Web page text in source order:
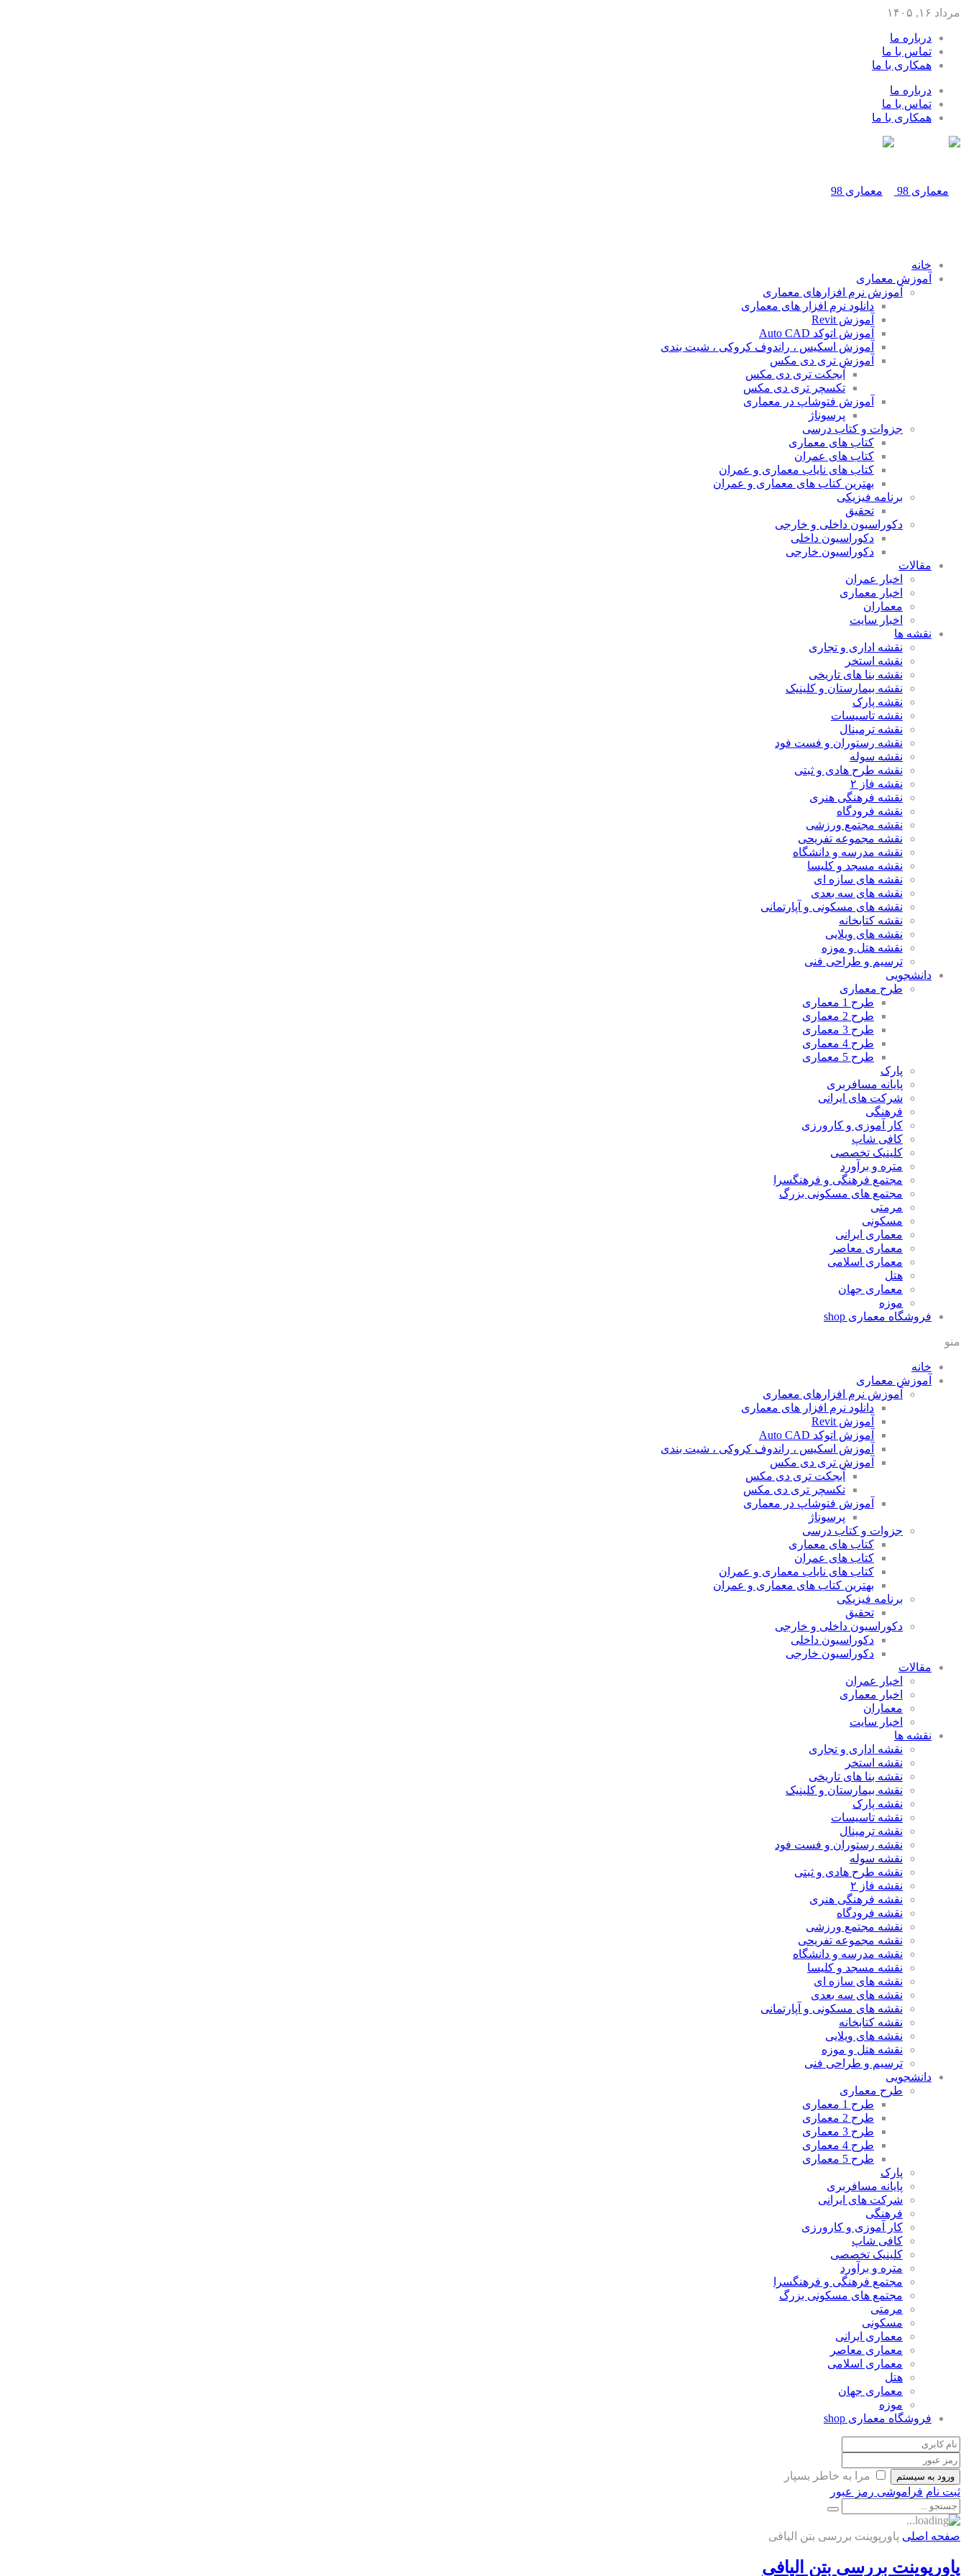
مرداد ۱۶, ۱۴۰۵
درباره ما
تماس با ما
همکاری با ما
درباره ما
تماس با ما
همکاری با ما
خانه
آموزش معماری
آموزش نرم افزارهای معماری
دانلود نرم افزار های معماری
آموزش Revit
آموزش اتوکد Auto CAD
آموزش اسکیس ، راندوف کروکی ، شیت بندی
آموزش تری دی مکس
آبجکت تری دی مکس
تکسچر تری دی مکس
آموزش فتوشاپ در معماری
پرسوناژ
جزوات و کتاب درسی
کتاب های معماری
کتاب های عمران
کتاب های نایاب معماری و عمران
بهترین کتاب های معماری و عمران
برنامه فیزیکی
تحقیق
دکوراسیون داخلی و خارجی
دکوراسیون داخلی
دکوراسیون خارجی
مقالات
اخبار عمران
اخبار معماری
معماران
اخبار سایت
نقشه ها
نقشه اداری و تجاری
نقشه استخر
نقشه بنا های تاریخی
نقشه بیمارستان و کلینیک
نقشه پارک
نقشه تاسیسات
نقشه ترمینال
نقشه رستوران و فست فود
نقشه سوله
نقشه طرح هادی و ثبتی
نقشه فاز ۲
نقشه فرهنگی هنری
نقشه فرودگاه
نقشه مجتمع ورزشی
نقشه مجموعه تفریحی
نقشه مدرسه و دانشگاه
نقشه مسجد و کلیسا
نقشه های سازه ای
نقشه های سه بعدی
نقشه های مسکونی و آپارتمانی
نقشه کتابخانه
نقشه های ویلایی
نقشه هتل و موزه
ترسیم و طراحی فنی
دانشجویی
طرح معماری
طرح 1 معماری
طرح 2 معماری
طرح 3 معماری
طرح 4 معماری
طرح 5 معماری
پارک
پایانه مسافربری
شرکت های ایرانی
فرهنگی
کار آموزی و کارورزی
کافی شاپ
کلینیک تخصصی
متره و برآورد
مجتمع فرهنگی و فرهنگسرا
مجتمع های مسکونی بزرگ
مرمتی
مسکونی
معماری ایرانی
معماری معاصر
معماری اسلامی
هتل
معماری جهان
موزه
فروشگاه معماری shop
منو
خانه
آموزش معماری
آموزش نرم افزارهای معماری
دانلود نرم افزار های معماری
آموزش Revit
آموزش اتوکد Auto CAD
آموزش اسکیس ، راندوف کروکی ، شیت بندی
آموزش تری دی مکس
آبجکت تری دی مکس
تکسچر تری دی مکس
آموزش فتوشاپ در معماری
پرسوناژ
جزوات و کتاب درسی
کتاب های معماری
کتاب های عمران
کتاب های نایاب معماری و عمران
بهترین کتاب های معماری و عمران
برنامه فیزیکی
تحقیق
دکوراسیون داخلی و خارجی
دکوراسیون داخلی
دکوراسیون خارجی
مقالات
اخبار عمران
اخبار معماری
معماران
اخبار سایت
نقشه ها
نقشه اداری و تجاری
نقشه استخر
نقشه بنا های تاریخی
نقشه بیمارستان و کلینیک
نقشه پارک
نقشه تاسیسات
نقشه ترمینال
نقشه رستوران و فست فود
نقشه سوله
نقشه طرح هادی و ثبتی
نقشه فاز ۲
نقشه فرهنگی هنری
نقشه فرودگاه
نقشه مجتمع ورزشی
نقشه مجموعه تفریحی
نقشه مدرسه و دانشگاه
نقشه مسجد و کلیسا
نقشه های سازه ای
نقشه های سه بعدی
نقشه های مسکونی و آپارتمانی
نقشه کتابخانه
نقشه های ویلایی
نقشه هتل و موزه
ترسیم و طراحی فنی
دانشجویی
طرح معماری
طرح 1 معماری
طرح 2 معماری
طرح 3 معماری
طرح 4 معماری
طرح 5 معماری
پارک
پایانه مسافربری
شرکت های ایرانی
فرهنگی
کار آموزی و کارورزی
کافی شاپ
کلینیک تخصصی
متره و برآورد
مجتمع فرهنگی و فرهنگسرا
مجتمع های مسکونی بزرگ
مرمتی
مسکونی
معماری ایرانی
معماری معاصر
معماری اسلامی
هتل
معماری جهان
موزه
فروشگاه معماری shop
ورود به سیستم
مرا به خاطر بسپار
ثبت نام فراموشی رمز عبور
صفحه اصلی پاورپوینت بررسی بتن الیافی
پاورپوینت بررسی بتن الیافی